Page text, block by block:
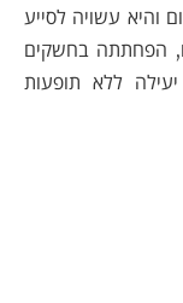
והיא עשויה לסייע
הפחתתה בחשקים
ללא תופעות